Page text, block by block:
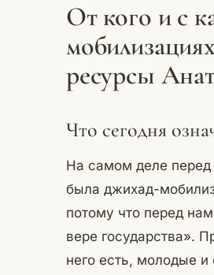
От кого и с
ресурсы
Что сегодня
На самом деле перед
была джихад-
потому что перед
вере государства».
него есть, молодые